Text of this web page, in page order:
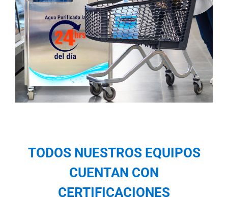
TODOS NUESTROS EQUIPOS
CUENTAN CON
CERTIFICACIONES